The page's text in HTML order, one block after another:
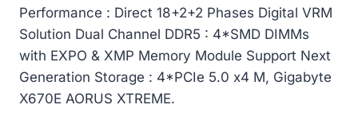
Performance : Direct 18+2+2 Phases Digital VRM
Solution Dual Channel DDR5 : 4*SMD DIMMs
with EXPO & XMP Memory Module Support Next
Generation Storage : 4*PCIe 5.0 x4 M, Gigabyte
X670E AORUS XTREME.